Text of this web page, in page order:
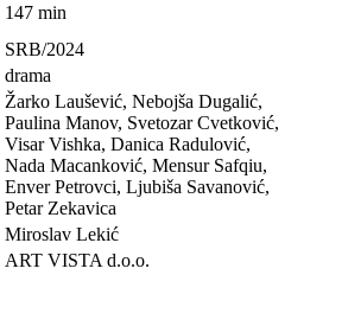
147 min
SRB/2024
drama
Žarko Laušević, Nebojša Dugalić,
Paulina Manov, Svetozar Cvetković,
Visar Vishka, Danica Radulović,
Nada Macanković, Mensur Safqiu,
Enver Petrovci, Ljubiša Savanović,
Petar Zekavica
Miroslav Lekić
ART VISTA d.o.o.